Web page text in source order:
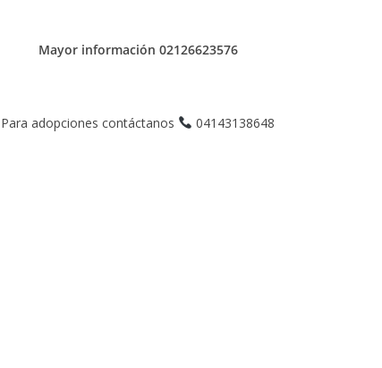
Mayor información 02126623576
Para adopciones contáctanos 04143138648